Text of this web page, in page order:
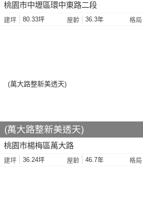
桃園市中壢區環中東路二段
建坪 80.33坪 屋齡 36.3年 格局
(萬大路整新美透天)
桃園市楊梅區萬大路
建坪 36.24坪 屋齡 46.7年 格局